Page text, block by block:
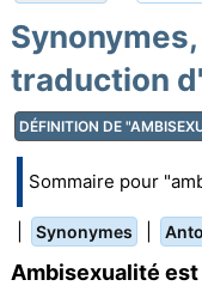
traduction
DÉFINITION DE
Sommaire pour
Synonymes
Ambisexualité